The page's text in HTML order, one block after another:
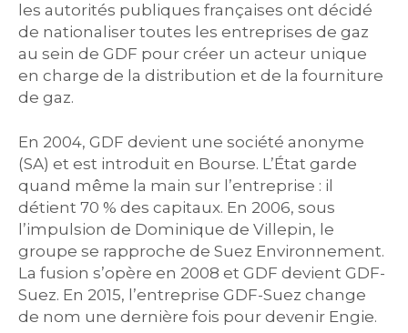
les autorités publiques françaises ont décidé
de nationaliser toutes les entreprises de gaz
au sein de GDF pour créer un acteur unique
en charge de la distribution et de la fourniture
de gaz.
En 2004, GDF devient une société anonyme
(SA) et est introduit en Bourse. L’État garde
quand même la main sur l’entreprise : il
détient 70 % des capitaux. En 2006, sous
l’impulsion de Dominique de Villepin, le
groupe se rapproche de Suez Environnement.
La fusion s’opère en 2008 et GDF devient GDF-
Suez. En 2015, l’entreprise GDF-Suez change
de nom une dernière fois pour devenir Engie.